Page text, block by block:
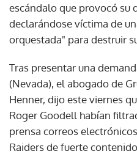
escándalo que provocó su
declarándose víctima de
orquestada" para destruir
Tras presentar una
(Nevada), el abogado de
Henner, dijo este viernes
Roger Goodell habían
prensa correos
Raiders de fuerte